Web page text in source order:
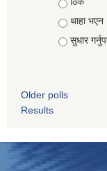
थाहा भएन
सुधार
Older polls
Results